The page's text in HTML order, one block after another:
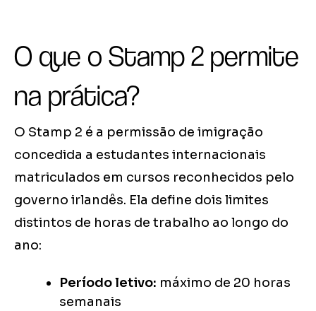
O que o Stamp 2 permite
na prática?
O Stamp 2 é a permissão de imigração
concedida a estudantes internacionais
matriculados em cursos reconhecidos pelo
governo irlandês. Ela define dois limites
distintos de horas de trabalho ao longo do
ano:
Período letivo: máximo de 20 horas
semanais